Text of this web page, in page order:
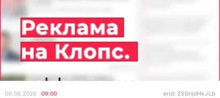
08.08.2026 09:00 erid: 2SDnjdHkJLb